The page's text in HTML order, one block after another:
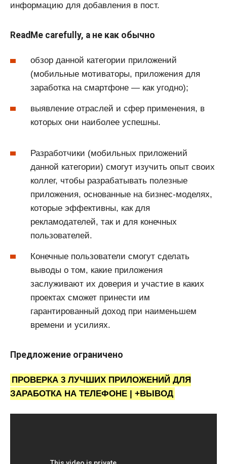
информацию для добавления в пост.
ReadMe carefully, а не как обычно
обзор данной категории приложений
(мобильные мотиваторы, приложения для
заработка на смартфоне — как угодно);
выявление отраслей и сфер применения, в
которых они наиболее успешны.
Разработчики (мобильных приложений
данной категории) смогут изучить опыт своих
коллег, чтобы разрабатывать полезные
приложения, основанные на бизнес-моделях,
которые эффективны, как для
рекламодателей, так и для конечных
пользователей.
Конечные пользователи смогут сделать
выводы о том, какие приложения
заслуживают их доверия и участие в каких
проектах сможет принести им
гарантированный доход при наименьшем
времени и усилиях.
Предложение ограничено
ПРОВЕРКА 3 ЛУЧШИХ ПРИЛОЖЕНИЙ ДЛЯ
ЗАРАБОТКА НА ТЕЛЕФОНЕ | +ВЫВОД